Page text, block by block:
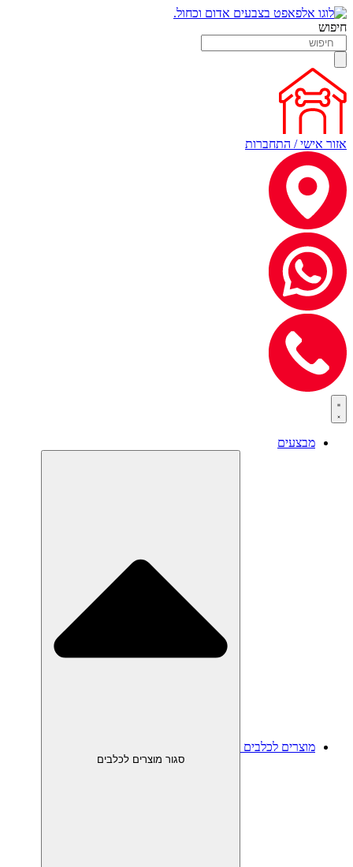
חיפוש
אזור אישי / התחברות
מבצעים
מוצרים לכלבים
סגור מוצרים לכלבים